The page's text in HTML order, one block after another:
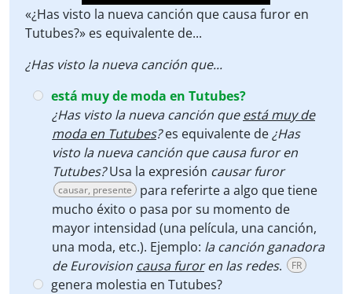
«¿Has visto la nueva canción que causa furor en
Tutubes?» es equivalente de...
¿Has visto la nueva canción que...
está muy de moda en Tutubes?
¿Has visto la nueva canción queestá muy de
moda en Tutubes?es equivalente de¿Has
visto la nueva canción que causa furor en
Tutubes?Usa la expresión causar furor
causar, presente
para referirte a algo que tiene
mucho éxito o pasa por su momento de
mayor intensidad (una película, una canción,
una moda, etc.). Ejemplo: la canción ganadora
de Eurovision causa furoren las redes. FR
genera molestia en Tutubes?